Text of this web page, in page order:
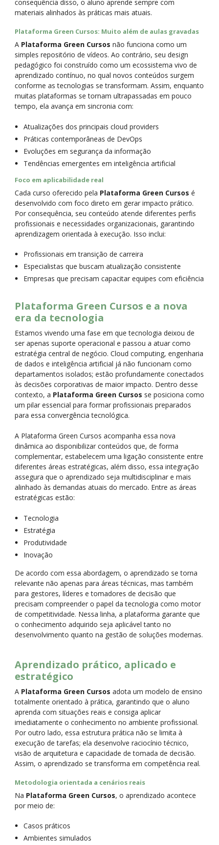
consequência disso, o aluno aprende sempre com
materiais alinhados às práticas mais atuais.
Plataforma Green Cursos: Muito além de aulas gravadas
A Plataforma Green Cursos não funciona como um
simples repositório de vídeos. Ao contrário, seu design
pedagógico foi construído como um ecossistema vivo de
aprendizado contínuo, no qual novos conteúdos surgem
conforme as tecnologias se transformam. Assim, enquanto
muitas plataformas se tornam ultrapassadas em pouco
tempo, ela avança em sincronia com:
Atualizações dos principais cloud providers
Práticas contemporâneas de DevOps
Evoluções em segurança da informação
Tendências emergentes em inteligência artificial
Foco em aplicabilidade real
Cada curso oferecido pela Plataforma Green Cursos é
desenvolvido com foco direto em gerar impacto prático.
Por consequência, seu conteúdo atende diferentes perfis
profissionais e necessidades organizacionais, garantindo
aprendizagem orientada à execução. Isso inclui:
Profissionais em transição de carreira
Especialistas que buscam atualização consistente
Empresas que precisam capacitar equipes com eficiência
Plataforma Green Cursos e a nova
era da tecnologia
Estamos vivendo uma fase em que tecnologia deixou de
ser apenas suporte operacional e passou a atuar como
estratégia central de negócio. Cloud computing, engenharia
de dados e inteligência artificial já não funcionam como
departamentos isolados; estão profundamente conectados
às decisões corporativas de maior impacto. Dentro desse
contexto, a Plataforma Green Cursos se posiciona como
um pilar essencial para formar profissionais preparados
para essa convergência tecnológica.
A Plataforma Green Cursos acompanha essa nova
dinâmica ao disponibilizar conteúdos que, de forma
complementar, estabelecem uma ligação consistente entre
diferentes áreas estratégicas, além disso, essa integração
assegura que o aprendizado seja multidisciplinar e mais
alinhado às demandas atuais do mercado. Entre as áreas
estratégicas estão:
Tecnologia
Estratégia
Produtividade
Inovação
De acordo com essa abordagem, o aprendizado se torna
relevante não apenas para áreas técnicas, mas também
para gestores, líderes e tomadores de decisão que
precisam compreender o papel da tecnologia como motor
de competitividade. Nessa linha, a plataforma garante que
o conhecimento adquirido seja aplicável tanto no
desenvolvimento quanto na gestão de soluções modernas.
Aprendizado prático, aplicado e
estratégico
A Plataforma Green Cursos adota um modelo de ensino
totalmente orientado à prática, garantindo que o aluno
aprenda com situações reais e consiga aplicar
imediatamente o conhecimento no ambiente profissional.
Por outro lado, essa estrutura prática não se limita à
execução de tarefas; ela desenvolve raciocínio técnico,
visão de arquitetura e capacidade de tomada de decisão.
Assim, o aprendizado se transforma em competência real.
Metodologia orientada a cenários reais
Na Plataforma Green Cursos, o aprendizado acontece
por meio de:
Casos práticos
Ambientes simulados